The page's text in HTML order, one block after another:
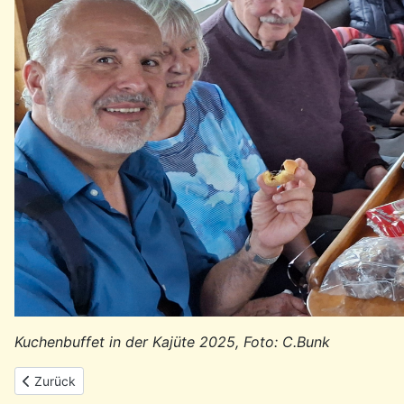
Kuchenbuffet in der Kajüte 2025, Foto: C.Bunk
Vorheriger Beitrag: Lídia Jorge wird 80 – Eine Stimme, die
Zurück